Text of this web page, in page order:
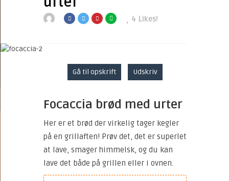
4 Likes!
Gå til opskrift Udskriv
Focaccia brød med urter
Her er et brød der virkelig tager kegler
på en grillaften! Prøv det, det er superlet
at lave, smager himmelsk, og du kan
lave det både på grillen eller i ovnen.